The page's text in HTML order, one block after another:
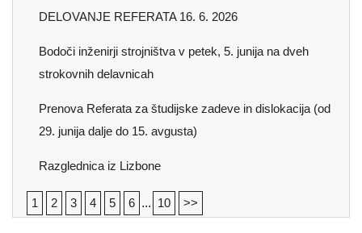
DELOVANJE REFERATA 16. 6. 2026
Bodoči inženirji strojništva v petek, 5. junija na dveh
strokovnih delavnicah
Prenova Referata za študijske zadeve in dislokacija (od
29. junija dalje do 15. avgusta)
Razglednica iz Lizbone
1 2 3 4 5 6 ... 10 >>